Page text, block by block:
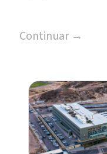
Continuar →